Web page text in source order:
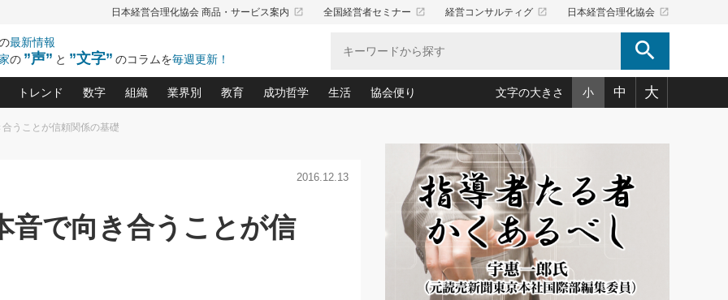
日本経営合理化協会 商品・サービス案内 launch 全国経営者セミナー launch 経営コンサルティグ launch 日本経営合理化協会 launch
最新情報
の ”声” と ”文字” のコラムを毎週更新！ search
2026.08.5 2026.08.5
第86回 「言葉狩り」
もっとみる
営」の極意
オジャパンの成功要因と
向(204)
決めておきたい、知っておきたい、やってお
ル・F・グジバチの『経営戦略の新常識』(12)
トレンド
北村森の「今月のヒット商品」(109)
数字
会社を守り抜くための緊急対策(100)
強い決算書の会社はココが違う！(36)
組織
職場の生産性を下げるハラスメントの予防策(10)
賃金決定の定石(68)
顧客・社員・社会から支持される「ウェルビーイング経営入
業界別
大久保一彦の“流行る”お店の仕組みづくり(210)
柿内幸夫─社長のための現場改善(174)
教育
あなただからお願いしたいと思われる 気配りの達人(127)
クレーム対応 実践マニュアル(92)
クレーム対応の新知識と新常識(57)
デキル社員に育てる！ 社員教育の決め手(203)
成功哲学
中国哲学に学ぶ 不況は会社守成の好機(38)
令和時代の「社長の人間力の磨き方」(86)
先人の名句名言の教え 東洋思想に学ぶ経営学(132)
渡部昇一の「日本の指導者たち」(32)
生活
おのころ心平の ──社長のための「か・ら・だマネジメント」
(50)
デジタルＡＶを味方に！新・仕事術(180)
リーダー脳の鍛え方(32)
ワインを楽しむ基礎レッスン(12)
必読！社長が読むべき今月の4冊(88)
協会便り
「愛読者通信」著者インタビュー(44)
ビジネス見聞録 経営ニュース(100)
作間信司の経営無形庵(けいえいむぎょうあん)(166)
経営セミナー情報局(1)
繁栄への着眼点 牟田太陽(76)
講話を聞いて学ぼう 実学・耳学・磨く「ミミガク」のすすめ
文字の大きさ 小 中 大
うことが信頼関係の基礎
2016.12.13
音で向き合うことが信